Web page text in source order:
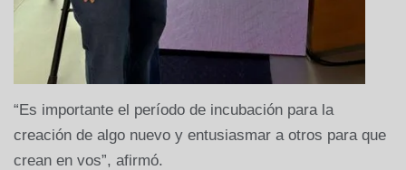
“Es importante el período de incubación para la
creación de algo nuevo y entusiasmar a otros para que
crean en vos”, afirmó.